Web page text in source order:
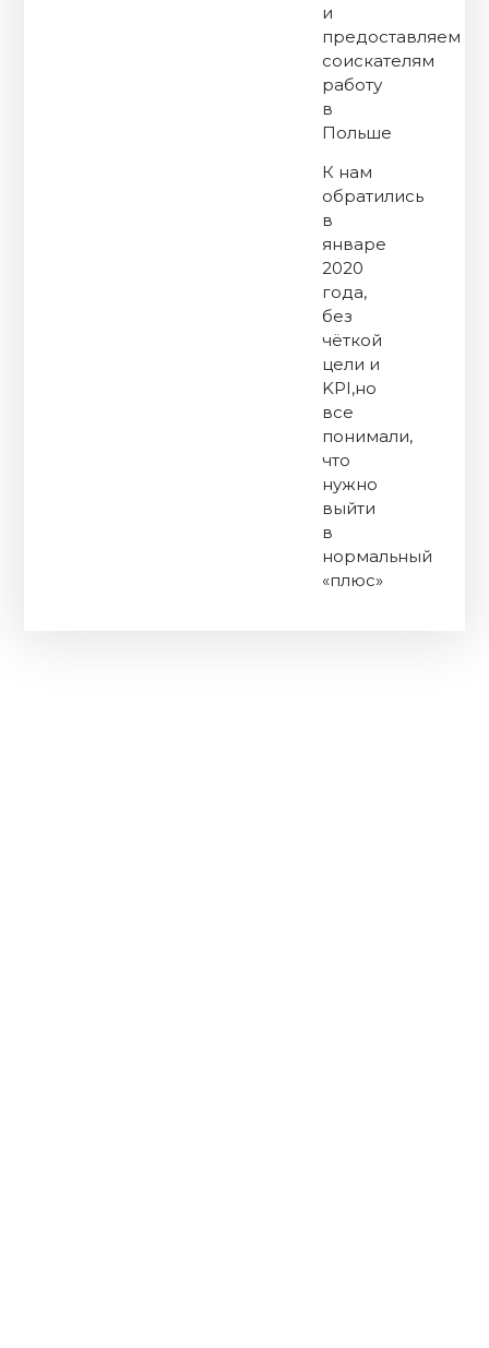
и
предоставляем
соискателям
работу
в
Польше
К нам
обратились
в
январе
2020
года,
без
чёткой
цели и
KPI,но
все
понимали,
что
нужно
выйти
в
нормальный
«плюс»